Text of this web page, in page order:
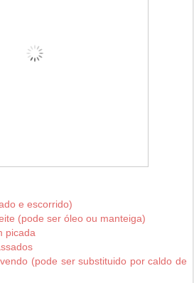
e escorrido)
(pode ser óleo ou manteiga)
picada
(pode ser substituido por caldo de